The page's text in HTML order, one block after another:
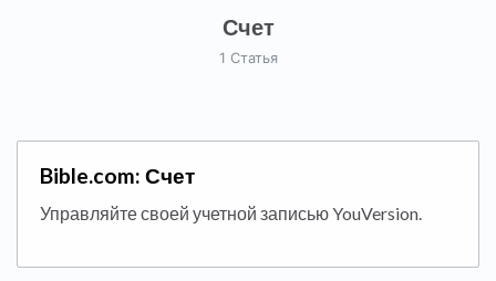
Счет
1 Статья
Bible.com: Счет
Управляйте своей учетной записью YouVersion.